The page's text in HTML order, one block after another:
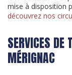
mise à disposition
découvrez nos
SERVICES DE
MÉRIGNAC